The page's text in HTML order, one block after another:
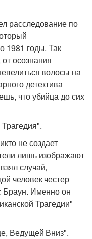
расследование по
1981 годы. Так
осознания
волосы на
детектива
что убийца до сих
не создает
лишь изображают
случай,
человек честер
Браун. Именно он
Трагедии"
Ведущей Вниз".